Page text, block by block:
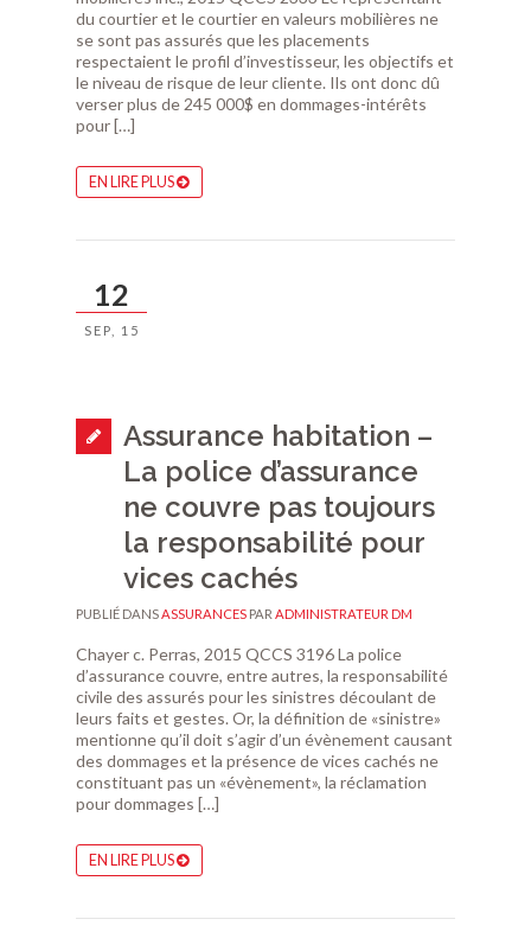
du courtier et le courtier en valeurs mobilières ne
se sont pas assurés que les placements
respectaient le profil d’investisseur, les objectifs et
le niveau de risque de leur cliente. Ils ont donc dû
verser plus de 245 000$ en dommages-intérêts
pour […]
EN LIRE PLUS
Assurance habitation –
La police d’assurance
ne couvre pas toujours
la responsabilité pour
vices cachés
PUBLIÉ DANSASSURANCES PAR ADMINISTRATEUR DM
Chayer c. Perras, 2015 QCCS 3196 La police
d’assurance couvre, entre autres, la responsabilité
civile des assurés pour les sinistres découlant de
leurs faits et gestes. Or, la définition de «sinistre»
mentionne qu’il doit s’agir d’un évènement causant
des dommages et la présence de vices cachés ne
constituant pas un «évènement», la réclamation
pour dommages […]
EN LIRE PLUS
12
SEP, 15